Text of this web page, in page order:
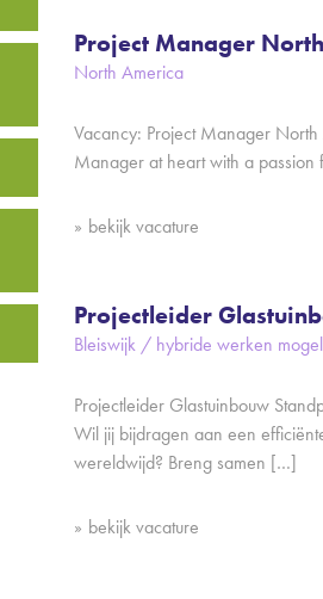
Project Manager
North America
Vacancy: Project Manager North
Manager at heart with a
bekijk vacature
Projectleider
Bleiswijk / hybride werken
Projectleider Glastuinbouw
Wil jij bijdragen aan een
wereldwijd? Breng samen […]
bekijk vacature